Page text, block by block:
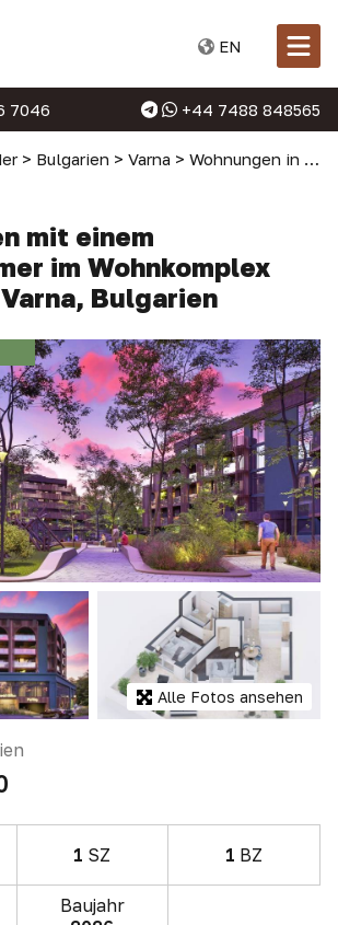
EN
7046 +44 7488 848565
> Bulgarien > Varna > Wohnungen in Varna
mit einem
im Wohnkomplex
Bulgarien
Alle Fotos ansehen
1 SZ 1 BZ
Baujahr